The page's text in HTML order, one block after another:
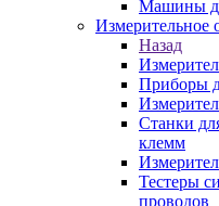
Машины
Измерительное
Назад
Приборы
Станки
клемм
Тестеры
проводов